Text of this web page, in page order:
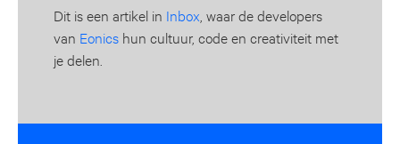
Dit is een artikel in Inbox , waar de developers
van Eonics hun cultuur, code en creativiteit met
je delen.